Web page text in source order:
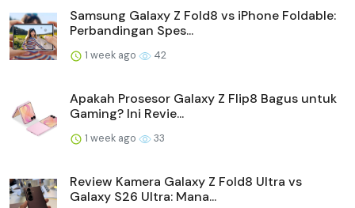
Samsung Galaxy Z Fold8 vs iPhone Foldable:
Perbandingan Spes...
1 week ago 42
Apakah Prosesor Galaxy Z Flip8 Bagus untuk
Gaming? Ini Revie...
1 week ago 33
Review Kamera Galaxy Z Fold8 Ultra vs
Galaxy S26 Ultra: Mana...